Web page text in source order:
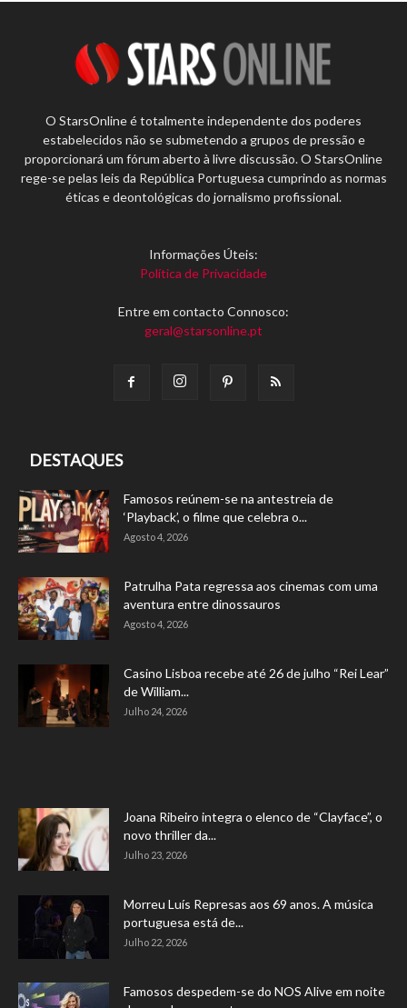
O StarsOnline é totalmente independente dos poderes
estabelecidos não se submetendo a grupos de pressão e
proporcionará um fórum aberto à livre discussão. O StarsOnline
rege-se pelas leis da República Portuguesa cumprindo as normas
éticas e deontológicas do jornalismo profissional.
Informações Úteis:
Política de Privacidade
Entre em contacto Connosco:
geral@starsonline.pt
DESTAQUES
Famosos reúnem-se na antestreia de
‘Playback’, o filme que celebra o...
Agosto 4, 2026
Patrulha Pata regressa aos cinemas com uma
aventura entre dinossauros
Agosto 4, 2026
Casino Lisboa recebe até 26 de julho “Rei Lear”
de William...
Julho 24, 2026
Joana Ribeiro integra o elenco de “Clayface”, o
novo thriller da...
Julho 23, 2026
Morreu Luís Represas aos 69 anos. A música
portuguesa está de...
Julho 22, 2026
Famosos despedem-se do NOS Alive em noite